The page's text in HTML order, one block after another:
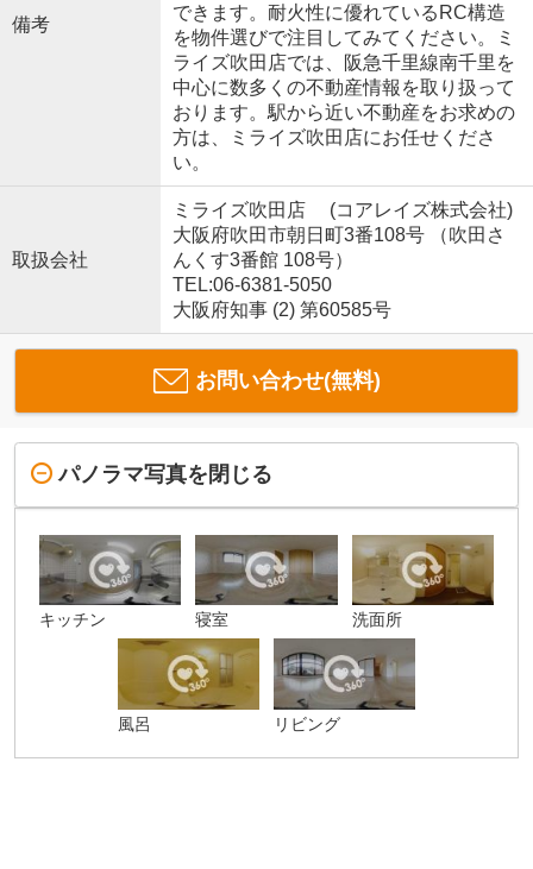
備考
できます。耐火性に優れているRC構造
を物件選びで注目してみてください。ミ
ライズ吹田店では、阪急千里線南千里を
中心に数多くの不動産情報を取り扱って
おります。駅から近い不動産をお求めの
方は、ミライズ吹田店にお任せくださ
い。
取扱会社
ミライズ吹田店 (コアレイズ株式会社)
大阪府吹田市朝日町3番108号 （吹田さ
んくす3番館 108号）
TEL:06-6381-5050
大阪府知事 (2) 第60585号
お問い合わせ(無料)
パノラマ写真を閉じる
キッチン 寝室 洗面所
風呂 リビング